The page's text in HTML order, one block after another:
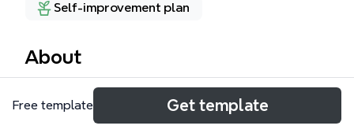
Self-improvement plan
About
佐藤昭子さんマインドマップは、特定の人物のライフ
ストーリー、ブランディング、およびビジネス戦略を
Free template Get template